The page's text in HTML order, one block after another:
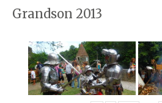
Grandson 2013